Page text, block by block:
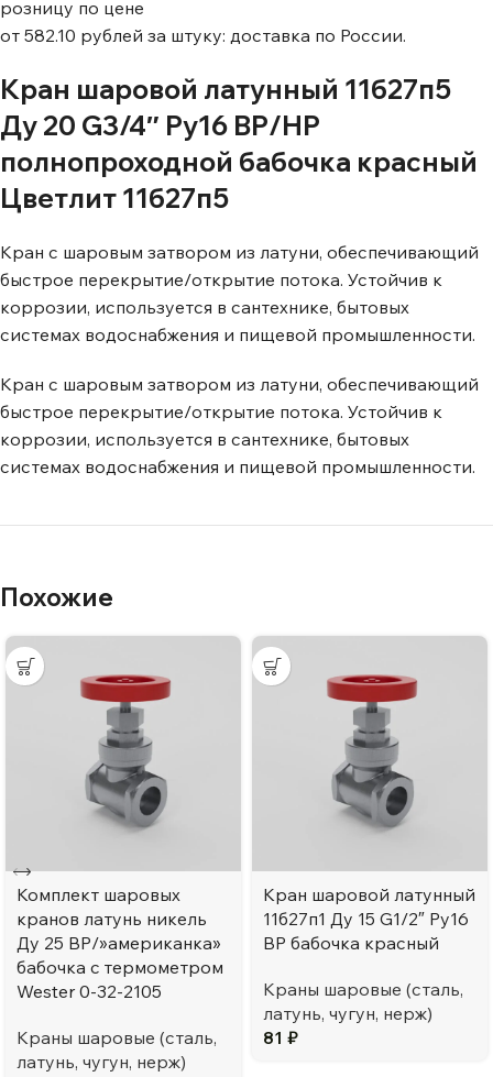
розницу по цене
от 582.10 рублей за штуку: доставка по России.
Кран шаровой латунный 11б27п5
Ду 20 G3/4″ Ру16 ВР/НР
полнопроходной бабочка красный
Цветлит 11б27п5
Кран с шаровым затвором из латуни, обеспечивающий
быстрое перекрытие/открытие потока. Устойчив к
коррозии, используется в сантехнике, бытовых
системах водоснабжения и пищевой промышленности.
Кран с шаровым затвором из латуни, обеспечивающий
быстрое перекрытие/открытие потока. Устойчив к
коррозии, используется в сантехнике, бытовых
системах водоснабжения и пищевой промышленности.
Похожие
Комплект шаровых
кранов латунь никель
Ду 25 ВР/»американка»
бабочка c термометром
Wester 0-32-2105
Краны шаровые (сталь,
латунь, чугун, нерж)
Кран шаровой латунный
11б27п1 Ду 15 G1/2″ Ру16
ВР бабочка красный
Краны шаровые (сталь,
латунь, чугун, нерж)
81 ₽